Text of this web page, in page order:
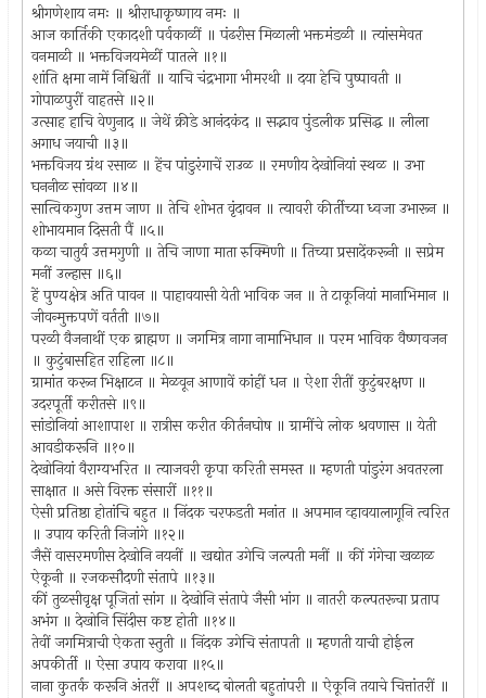
श्रीगणेशाय नमः ॥ श्रीराधाकृष्णाय नमः ॥
आज कार्तिकी एकादशी पर्वकाळीं ॥ पंढरीस मिळाली भक्तमंडळी ॥ त्यांसमेवत
वनमाळी ॥ भक्तविजयमेळीं पातले ॥१॥
शांति क्षमा नामें निश्चितीं ॥ याचि चंद्रभागा भीमरथी ॥ दया हेचि पुष्पावती ॥
गोपाळपुरीं वाहतसे ॥२॥
उत्साह हाचि वेणुनाद ॥ जेथें क्रीडे आनंदकंद ॥ सद्भाव पुंडलीक प्रसिद्ध ॥ लीला
अगाध जयाची ॥३॥
भक्तविजय ग्रंथ रसाळ ॥ हेंच पांडुरंगाचें राउळ ॥ रमणीय देखोनियां स्थळ ॥ उभा
घननीळ सांवळा ॥४॥
सात्विकगुण उत्तम जाण ॥ तेचि शोभत वृंदावन ॥ त्यावरी कीर्तीच्या ध्वजा उभारून ॥
शोभायमान दिसती पैं ॥५॥
कळा चातुर्य उत्तमगुणी ॥ तेचि जाणा माता रुक्मिणी ॥ तिच्या प्रसादेंकरूनी ॥ सप्रेम
मनीं उल्हास ॥६॥
हें पुण्यक्षेत्र अति पावन ॥ पाहावयासी येती भाविक जन ॥ ते टाकूनियां मानाभिमान ॥
जीवन्मुक्तपणें वर्तती ॥७॥
परळी वैजनाथीं एक ब्राह्मण ॥ जगमित्र नागा नामाभिधान ॥ परम भाविक वैष्णवजन
॥ कुटुंबासहित राहिला ॥८॥
ग्रामांत करून भिक्षाटन ॥ मेळवून आणावें कांहीं धन ॥ ऐशा रीतीं कुटुंबरक्षण ॥
उदरपूर्ती करीतसे ॥९॥
सांडोनियां आशापाश ॥ रात्रीस करीत कीर्तनघोष ॥ ग्रामींचे लोक श्रवणास ॥ येती
आवडीकरूनि ॥१०॥
देखोनियां वैराग्यभरित ॥ त्याजवरी कृपा करिती समस्त ॥ म्हणती पांडुरंग अवतरला
साक्षात ॥ असे विरक्त संसारीं ॥११॥
ऐसी प्रतिष्ठा होतांचि बहुत ॥ निंदक चरफडती मनांत ॥ अपमान व्हावयालागूनि त्वरित
॥ उपाय करिती निजांगे ॥१२॥
जैसें वासरमणीस देखोनि नयनीं ॥ खद्योत उगेचि जल्पती मनीं ॥ कीं गंगेचा खळाळ
ऐकूनी ॥ रजकसौदणी संतापे ॥१३॥
कीं तुळसीवृक्ष पूजितां सांग ॥ देखोनि संतापे जैसी भांग ॥ नातरी कल्पतरूचा प्रताप
अभंग ॥ देखोनि सिंदीस कष्ट होती ॥१४॥
तेवीं जगमित्राची ऐकता स्तुती ॥ निंदक उगेचि संतापती ॥ म्हणती याची होईल
अपकीर्ती ॥ ऐसा उपाय करावा ॥१५॥
नाना कुतर्क करूनि अंतरीं ॥ अपशब्द बोलती बहुतांपरी ॥ ऐकूनि तयाचे चित्तांतरीं ॥